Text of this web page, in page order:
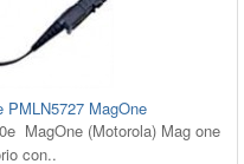
PMLN5727 MagOne
MagOne (Motorola) Mag one
con..